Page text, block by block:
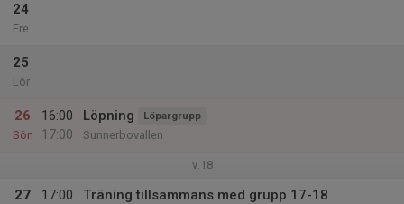
24
Fre
25
Lör
26
Sön
16:00
17:00
Löpning Löpargrupp
Sunnerbovallen
v.18
27
17:00
Träning tillsammans med grupp 17-18